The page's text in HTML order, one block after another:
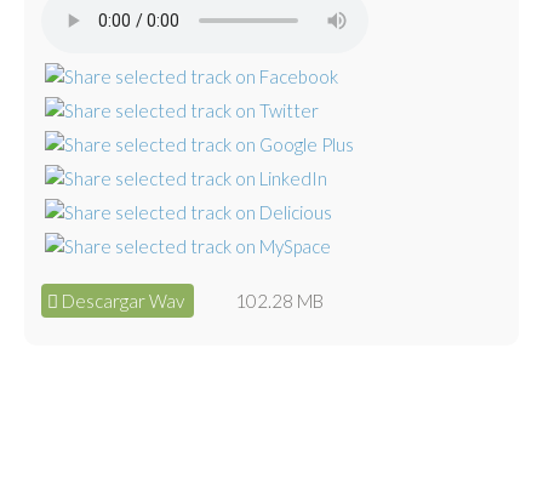
Descargar Wav 102.28 MB